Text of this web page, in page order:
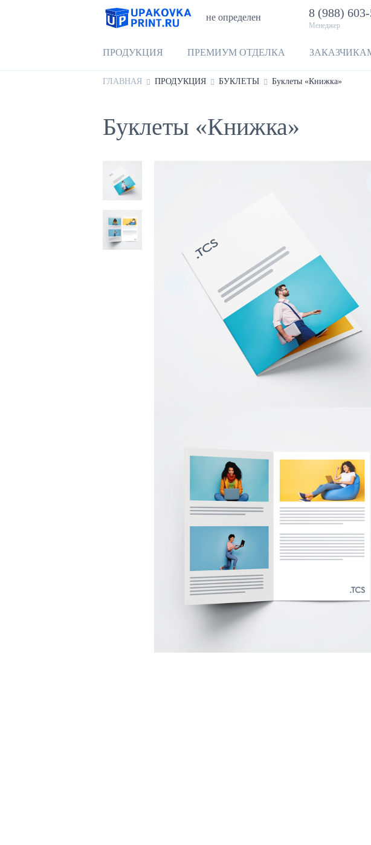
не определен 8 (988)
Менеджер
ПРОДУКЦИЯ ПРЕМИУМ ОТДЕЛКА
ГЛАВНАЯ ПРОДУКЦИЯ БУКЛЕТЫ Буклеты «Книжка»
Буклеты «Книжка»